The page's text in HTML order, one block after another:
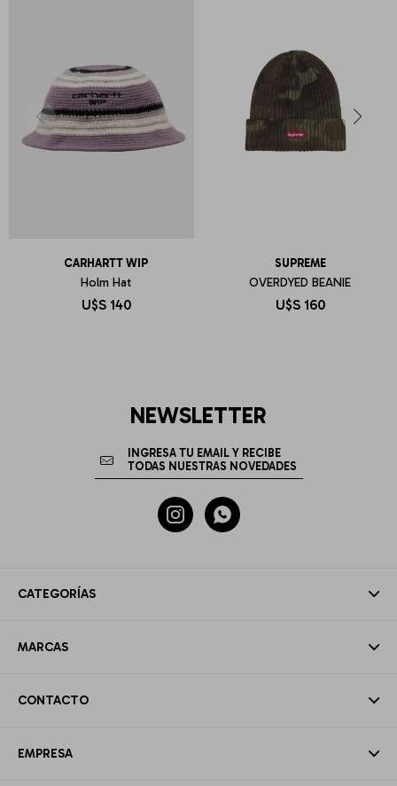
CARHARTT WIP
Holm Hat
U$S 140
SUPREME
OVERDYED BEANIE
U$S 160
CATEGORÍAS
MARCAS
CONTACTO
EMPRESA
NEWSLETTER
 